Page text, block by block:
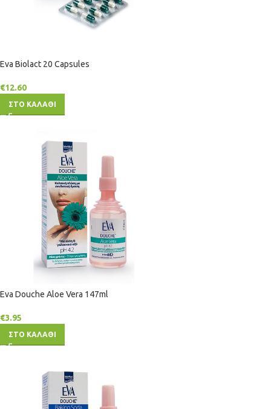
Eva Biolact 20 Capsules
€12.60
ΣΤΟ ΚΑΛΑΘΙ
Eva Douche Aloe Vera 147ml
€3.95
ΣΤΟ ΚΑΛΑΘΙ